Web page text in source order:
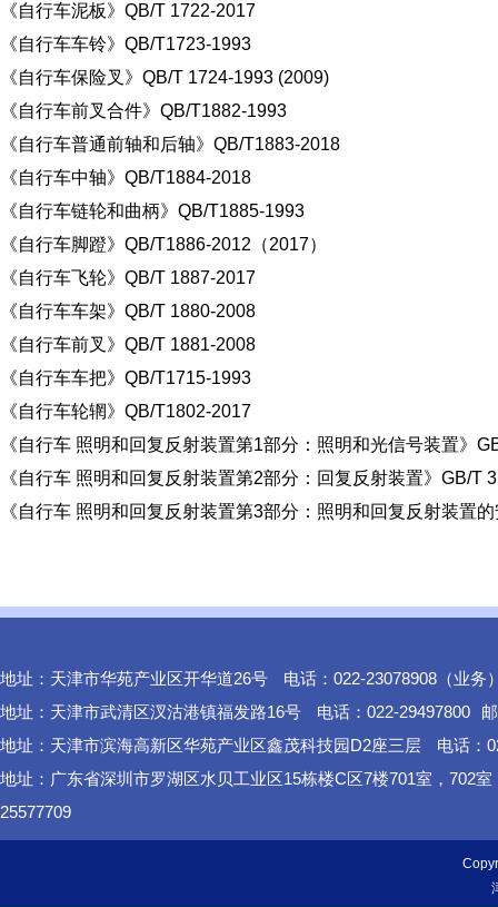
《自行车泥板》QB/T 1722-2017
《自行车车铃》QB/T1723-1993
《自行车保险叉》QB/T 1724-1993 (2009)
《自行车前叉合件》QB/T1882-1993
《自行车普通前轴和后轴》QB/T1883-2018
《自行车中轴》QB/T1884-2018
《自行车链轮和曲柄》QB/T1885-1993
《自行车脚蹬》QB/T1886-2012（2017）
《自行车飞轮》QB/T 1887-2017
《自行车车架》QB/T 1880-2008
《自行车前叉》QB/T 1881-2008
《自行车车把》QB/T1715-1993
《自行车轮辋》QB/T1802-2017
《自行车 照明和回复反射装置第1部分：照明和光信号装置》
《自行车 照明和回复反射装置第2部分：回复反射装置》GB/T
《自行车 照明和回复反射装置第3部分：照明和回复反射装置
地址：天津市华苑产业区开华道26号
电话：022-23078908（业务
地址：天津市武清区汊沽港镇福发路16号
电话：022-29497800
地址：天津市滨海高新区华苑产业区鑫茂科技园D2座三层
电话：
地址：广东省深圳市罗湖区水贝工业区15栋楼C区7楼701室，702
25577709